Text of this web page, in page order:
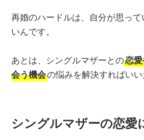
再婚のハードルは、自分が思っ
いんです。
あとは、シングルマザーとの恋
会う機会の悩みを解決すればいい
シングルマザーの恋愛